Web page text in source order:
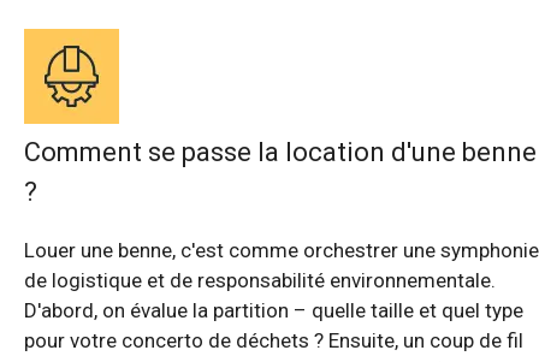
Comment se passe la location d'une benne
?
Louer une benne, c'est comme orchestrer une symphonie
de logistique et de responsabilité environnementale.
D'abord, on évalue la partition – quelle taille et quel type
pour votre concerto de déchets ? Ensuite, un coup de fil